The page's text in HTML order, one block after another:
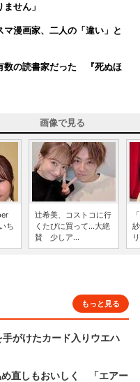
せん」
漫画家、二人の「違い」と
数の読書家だった 『死ぬほ
画像で見る
ち
辻希美、コストコに行
くたびに買って...大絶
賛 少しア...
もっと見る
がけたカード入りウエハ
め直しもおいしく 「エアー